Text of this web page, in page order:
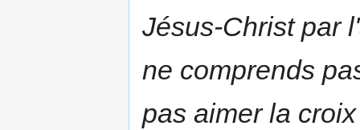
Jésus-Christ par
ne comprends
pas aimer la